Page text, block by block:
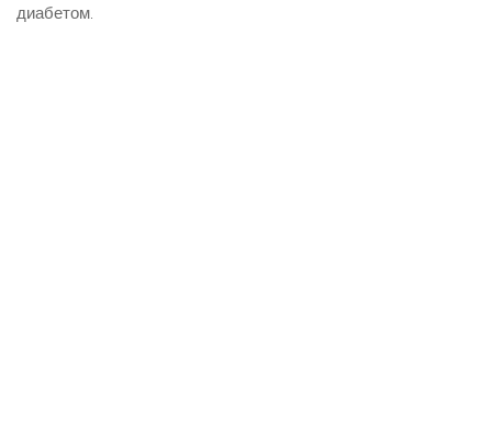
диабетом.